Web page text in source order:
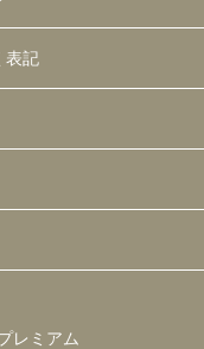
表記
レミアム